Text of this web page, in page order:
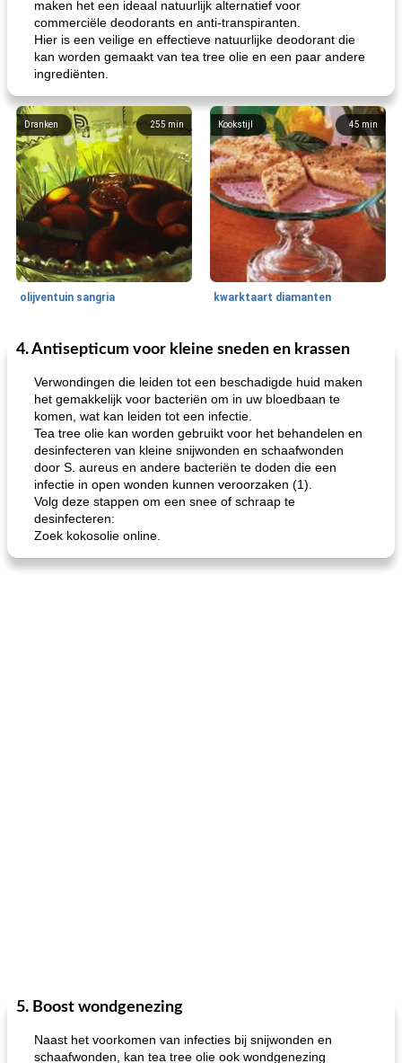
maken het een ideaal natuurlijk alternatief voor
commerciële deodorants en anti-transpiranten.
Hier is een veilige en effectieve natuurlijke deodorant die
kan worden gemaakt van tea tree olie en een paar andere
ingrediënten.
255min
Dranken
olijventuin sangria
45 min
Kookstijl
kwarktaart diamanten
65 min
Feestdagen en evenementen 310
One Dish Meal
4. Antisepticum voor kleine sneden en krassen
Verwondingen die leiden tot een beschadigde huid maken
het gemakkelijk voor bacteriën om in uw bloedbaan te
komen, wat kan leiden tot een infectie.
Tea tree olie kan worden gebruikt voor het behandelen en
desinfecteren van kleine snijwonden en schaafwonden
door S. aureus en andere bacteriën te doden die een
infectie in open wonden kunnen veroorzaken (1).
Volg deze stappen om een ​​snee of schraap te
desinfecteren:
Zoek kokosolie online.
5. Boost wondgenezing
Naast het voorkomen van infecties bij snijwonden en
schaafwonden, kan tea tree olie ook wondgenezing